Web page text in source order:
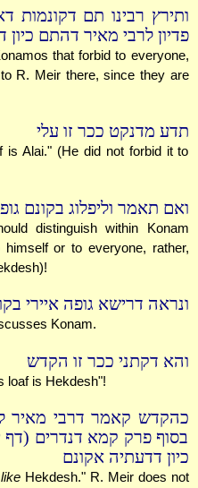
ותירץ רבינו תם דקונמות
פדיון לרבי מאיר דהתם
that forbid to everyone,
R. Meir there, since they are
תדע מדנקט ככר זו עלי
is Alai." (He did not forbid it to
ואם תאמר וליפלוג בקונם
distinguish within Konam
himself or to everyone, rather,
ונראה דרישא גופה איירי
Konam.
והא דקתני ככר זו הקדש
loaf is Hekdesh"!
כהקדש קאמר דרבי מאיר
בסוף פרק קמא דנדרים
כיון דדעתיה אקונם
likeHekdesh." R. Meir does not